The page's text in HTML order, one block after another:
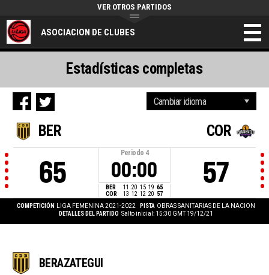
ASOCIACION DE CLUBES
VER OTROS PARTIDOS
BER
65
Periodo 4
00:00
BER 11 20 15 19 65
COR
13 12 12 20 57
COR
57
COMPETICIÓN LIGA FEMENINA 2021-2022 PISTA OBRAS SANITARIAS DE LA NACION
DETALLES DEL PARTIDO Salto inicial: 15:30 GMT 19/12/21
Estadísticas completas
BERAZATEGUI